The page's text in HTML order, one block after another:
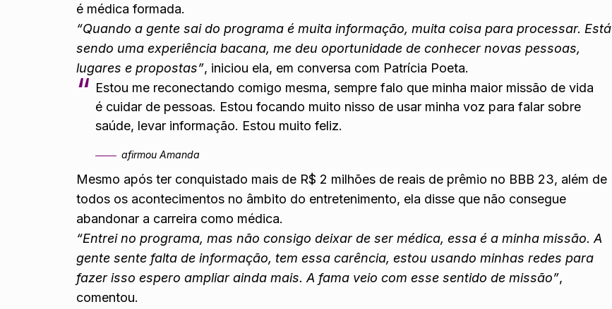
é médica formada.
“Quando a gente sai do programa é muita informação, muita coisa para processar. Está
sendo uma experiência bacana, me deu oportunidade de conhecer novas pessoas,
lugares e propostas”, iniciou ela, em conversa com Patrícia Poeta.
Estou me reconectando comigo mesma, sempre falo que minha maior missão de vida
é cuidar de pessoas. Estou focando muito nisso de usar minha voz para falar sobre
saúde, levar informação. Estou muito feliz.
afirmou Amanda
Mesmo após ter conquistado mais de R$ 2 milhões de reais de prêmio no BBB 23, além de
todos os acontecimentos no âmbito do entretenimento, ela disse que não consegue
abandonar a carreira como médica.
“Entrei no programa, mas não consigo deixar de ser médica, essa é a minha missão. A
gente sente falta de informação, tem essa carência, estou usando minhas redes para
fazer isso espero ampliar ainda mais. A fama veio com esse sentido de missão”,
comentou.